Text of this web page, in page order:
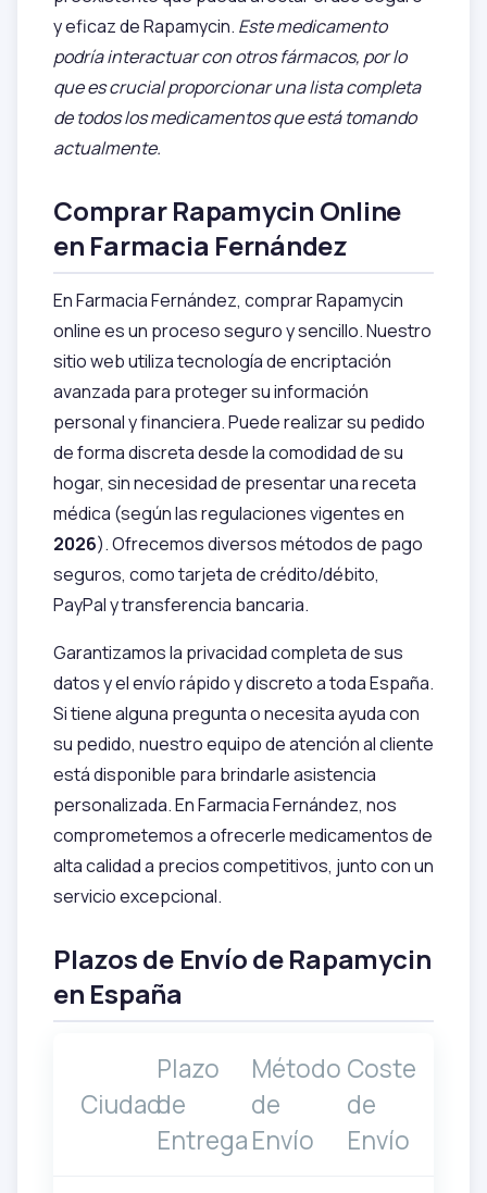
y eficaz de Rapamycin. Este medicamento
podría interactuar con otros fármacos, por lo
que es crucial proporcionar una lista completa
de todos los medicamentos que está tomando
actualmente.
Comprar Rapamycin Online
en Farmacia Fernández
En Farmacia Fernández, comprar Rapamycin
online es un proceso seguro y sencillo. Nuestro
sitio web utiliza tecnología de encriptación
avanzada para proteger su información
personal y financiera. Puede realizar su pedido
de forma discreta desde la comodidad de su
hogar, sin necesidad de presentar una receta
médica (según las regulaciones vigentes en
2026). Ofrecemos diversos métodos de pago
seguros, como tarjeta de crédito/débito,
PayPal y transferencia bancaria.
Garantizamos la privacidad completa de sus
datos y el envío rápido y discreto a toda España.
Si tiene alguna pregunta o necesita ayuda con
su pedido, nuestro equipo de atención al cliente
está disponible para brindarle asistencia
personalizada. En Farmacia Fernández, nos
comprometemos a ofrecerle medicamentos de
alta calidad a precios competitivos, junto con un
servicio excepcional.
Plazos de Envío de Rapamycin
en España
Ciudad
Plazo
de
Entrega
Método
de
Envío
Coste
de
Envío